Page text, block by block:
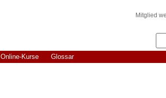
Mitglied
Online-Kurse Glossar